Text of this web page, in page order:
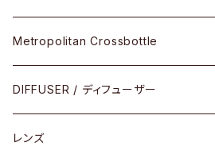
コンビネーション
メタル
コンビ
Metropolitan Crossbottle
30cm×30cm
18cm×13cm
DIFFUSER / ディフューザー
グラスコード
レンズ